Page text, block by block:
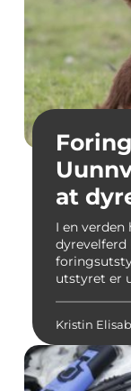
at
fôr
I en
utstyret er
Kristin